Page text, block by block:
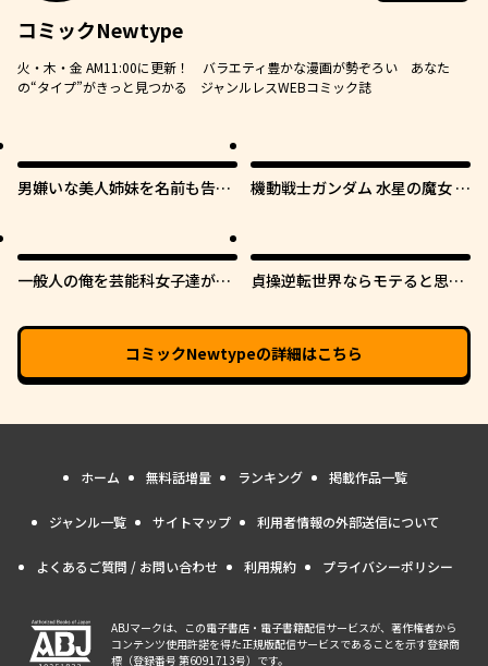
コミックNewtype
火・木・金 AM11:00に更新！ バラエティ豊かな漫画が勢ぞろい あなた
の“タイプ”がきっと見つかる ジャンルレスWEBコミック誌
男嫌いな美人姉妹を名前も告げ
機動戦士ガンダム 水星の魔女 青
一般人の俺を芸能科女子達が逃
貞操逆転世界ならモテると思っ
コミックNewtypeの詳細はこちら
ホーム 無料話増量 ランキング 掲載作品一覧
ジャンル一覧 サイトマップ 利用者情報の外部送信について
よくあるご質問 / お問い合わせ 利用規約 プライバシーポリシー
ABJマークは、この電子書店・電子書籍配信サービスが、著作権者から
コンテンツ使用許諾を得た正規版配信サービスであることを示す登録商
標（登録番号 第6091713号）です。